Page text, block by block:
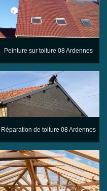
Peinture sur toiture 08 Ardennes
Réparation de toiture 08 Ardennes